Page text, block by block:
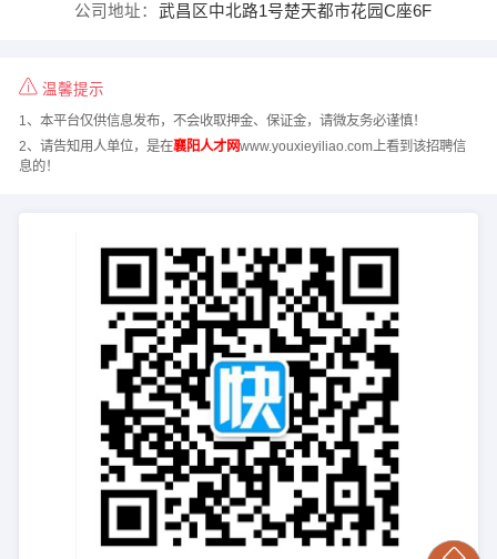
公司地址： 武昌区中北路1号楚天都市花园C座6F
温馨提示
1、本平台仅供信息发布，不会收取押金、保证金，请微友务必谨慎！
2、请告知用人单位，是在襄阳人才网www.youxieyiliao.com上看到该招聘信
息的！